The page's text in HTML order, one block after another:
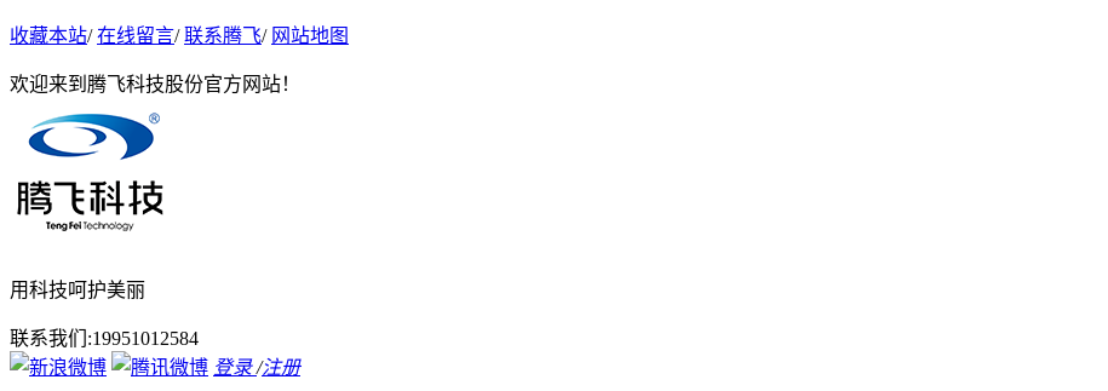
收藏本站/在线留言/联系腾飞/ 网站地图
欢迎来到腾飞科技股份官方网站！
用科技呵护美丽
联系我们:19951012584
登录/注册